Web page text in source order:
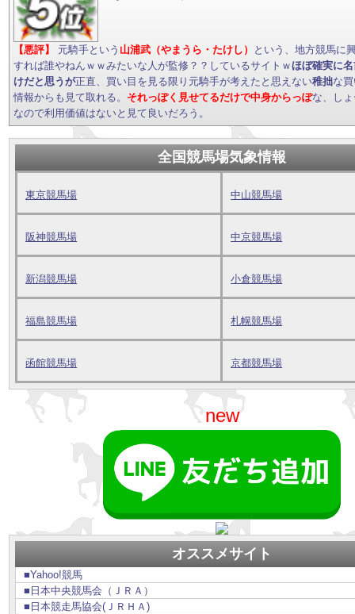
【悪評】 元騎手という 山浦武（やまうら・たけし）
という、地方競馬に
すれば誰やねんｗｗみたいな人が監修？？しているサイトｗほぼ確実に
けだと思うが正直、買い目を見る限り元騎手が考えたと思えない稚拙な
情報からも見て取れる。 それっぽく見せてるだけで中身からっぽな、し
なので利用価値はないと見て良いだろう。
全国競馬場気象情報
東京競馬場 中山競馬場
阪神競馬場 中京競馬場
新潟競馬場 小倉競馬場
福島競馬場 札幌競馬場
函館競馬場 京都競馬場
new
オススメサイト
■Yahoo!競馬
■日本中央競馬会（ＪＲＡ）
■日本競走馬協会(ＪＲＨＡ)